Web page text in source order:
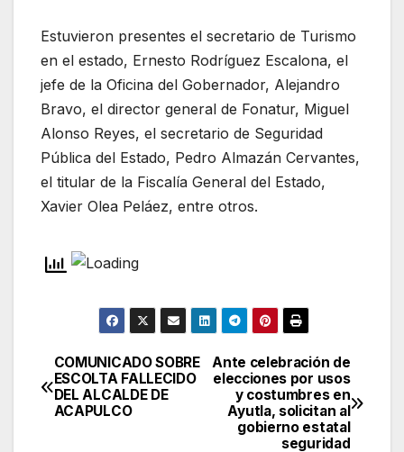
Estuvieron presentes el secretario de Turismo
en el estado, Ernesto Rodríguez Escalona, el
jefe de la Oficina del Gobernador, Alejandro
Bravo, el director general de Fonatur, Miguel
Alonso Reyes, el secretario de Seguridad
Pública del Estado, Pedro Almazán Cervantes,
el titular de la Fiscalía General del Estado,
Xavier Olea Peláez, entre otros.
Navegación
de
Ante celebración de
elecciones por usos
y costumbres en
Ayutla, solicitan al
gobierno estatal
seguridad
COMUNICADO SOBRE
ESCOLTA FALLECIDO
DEL ALCALDE DE
ACAPULCO